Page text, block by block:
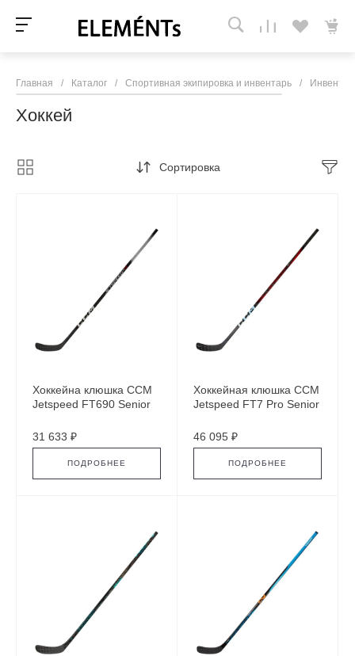
Главная / Каталог / Спортивная экипировка и инвентарь /
Хоккей
Сортировка
Хоккейна клюшка CCM
Jetspeed FT690 Senior
31 633 ₽
ПОДРОБНЕЕ
Хоккейная клюшка CCM
Jetspeed FT7 Pro Senior
46 095 ₽
ПОДРОБНЕЕ